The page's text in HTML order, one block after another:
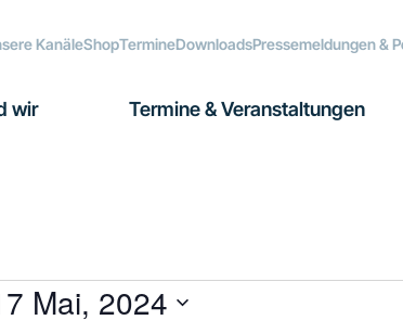
KanäleShopTermineDownloadsPressemeldungen &
wir Termine & Veranstaltungen
Mai, 2024